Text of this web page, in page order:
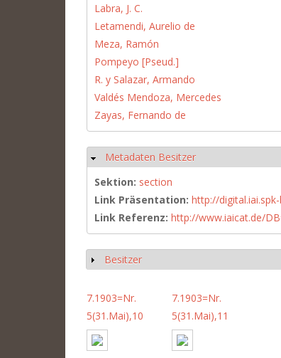
Labra, J. C.
Letamendi, Aurelio de
Meza, Ramón
Pompeyo [Pseud.]
R. y Salazar, Armando
Valdés Mendoza, Mercedes
Zayas, Fernando de
Hide
Metadaten Besitzer
Sektion: section
Link Präsentation: http://
Link Referenz: http://www.iaicat.de/
Show
Besitzer
7.1903=Nr.
5(31.Mai),10
7.1903=Nr.
5(31.Mai),11